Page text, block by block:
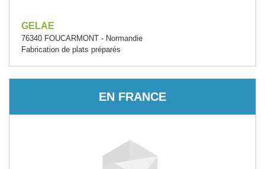
GELAE
76340 FOUCARMONT - Normandie
Fabrication de plats préparés
EN FRANCE